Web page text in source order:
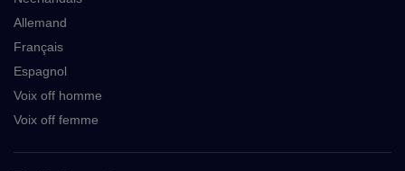
Allemand
Français
Espagnol
Voix off homme
Voix off femme